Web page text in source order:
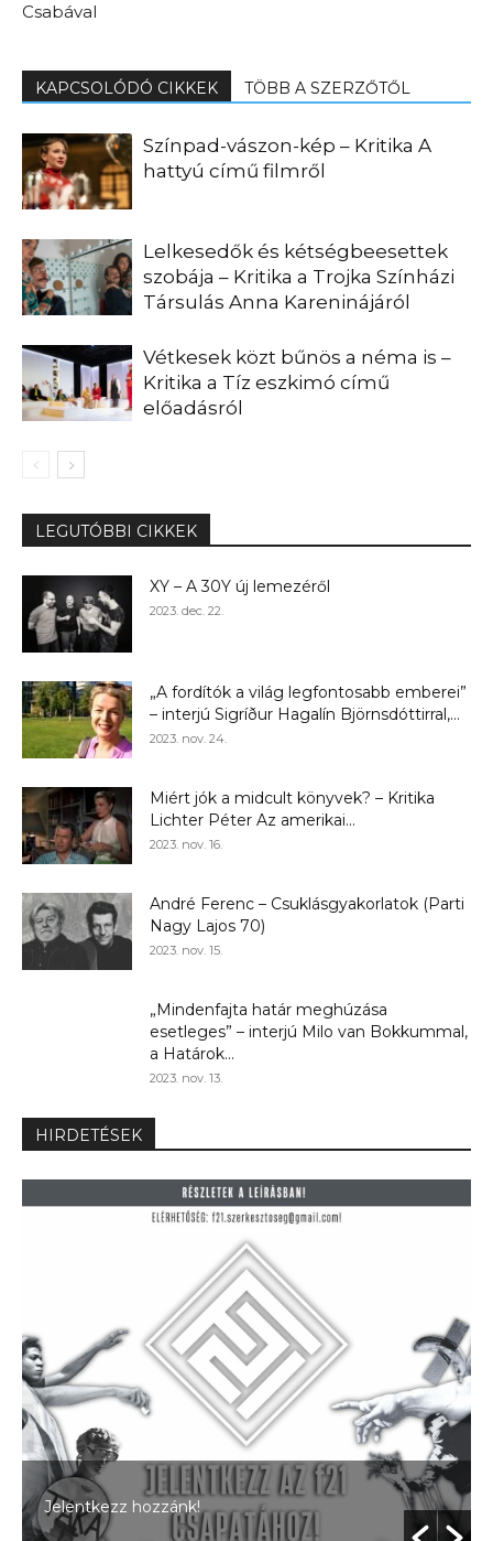
Csabával
KAPCSOLÓDÓ CIKKEK TÖBB A SZERZŐTŐL
Színpad-vászon-kép – Kritika A
hattyú című filmről
Lelkesedők és kétségbeesettek
szobája – Kritika a Trojka Színházi
Társulás Anna Kareninájáról
Vétkesek közt bűnös a néma is –
Kritika a Tíz eszkimó című
előadásról
LEGUTÓBBI CIKKEK
XY – A 30Y új lemezéről
2023. dec. 22.
„A fordítók a világ legfontosabb emberei”
– interjú Sigríður Hagalín Björnsdóttirral,...
2023. nov. 24.
Miért jók a midcult könyvek? – Kritika
Lichter Péter Az amerikai...
2023. nov. 16.
André Ferenc – Csuklásgyakorlatok (Parti
Nagy Lajos 70)
2023. nov. 15.
„Mindenfajta határ meghúzása
esetleges” – interjú Milo van Bokkummal,
a Határok...
2023. nov. 13.
HIRDETÉSEK
Jelentkezz hozzánk!